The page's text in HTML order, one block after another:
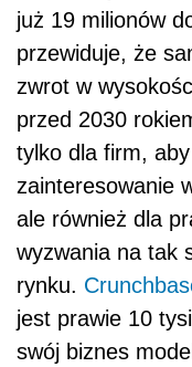
już 19 milionów
przewiduje, że
zwrot w
przed 2030
tylko dla firm,
zainteresowanie
ale również dla
wyzwania na tak
rynku.
jest prawie 10
swój biznes